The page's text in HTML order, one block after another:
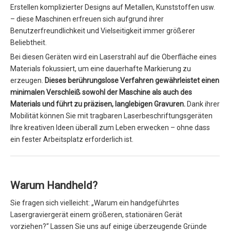
Erstellen komplizierter Designs auf Metallen, Kunststoffen usw.
– diese Maschinen erfreuen sich aufgrund ihrer
Benutzerfreundlichkeit und Vielseitigkeit immer größerer
Beliebtheit.
Bei diesen Geräten wird ein Laserstrahl auf die Oberfläche eines
Materials fokussiert, um eine dauerhafte Markierung zu
erzeugen. Dieses berührungslose Verfahren gewährleistet einen
minimalen Verschleiß sowohl der Maschine als auch des
Materials und führt zu präzisen, langlebigen Gravuren. Dank ihrer
Mobilität können Sie mit tragbaren Laserbeschriftungsgeräten
Ihre kreativen Ideen überall zum Leben erwecken – ohne dass
ein fester Arbeitsplatz erforderlich ist.
Warum Handheld?
Sie fragen sich vielleicht: „Warum ein handgeführtes
Lasergraviergerät einem größeren, stationären Gerät
vorziehen?“ Lassen Sie uns auf einige überzeugende Gründe